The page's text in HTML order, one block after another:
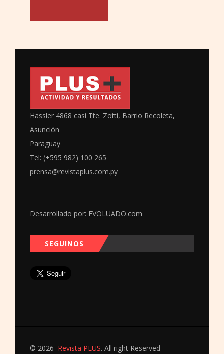
Hassler 4868 casi Tte. Zotti, Barrio Recoleta,
Asunción
Paraguay
Tel: (+595 982) 100 265
prensa@revistaplus.com.py
Desarrollado por: EVOLUADO.com
SEGUINOS
© 2026 Revista PLUS. All right Reserved